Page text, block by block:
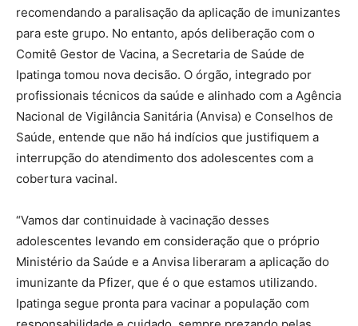
recomendando a paralisação da aplicação de imunizantes
para este grupo. No entanto, após deliberação com o
Comitê Gestor de Vacina, a Secretaria de Saúde de
Ipatinga tomou nova decisão. O órgão, integrado por
profissionais técnicos da saúde e alinhado com a Agência
Nacional de Vigilância Sanitária (Anvisa) e Conselhos de
Saúde, entende que não há indícios que justifiquem a
interrupção do atendimento dos adolescentes com a
cobertura vacinal.
“Vamos dar continuidade à vacinação desses
adolescentes levando em consideração que o próprio
Ministério da Saúde e a Anvisa liberaram a aplicação do
imunizante da Pfizer, que é o que estamos utilizando.
Ipatinga segue pronta para vacinar a população com